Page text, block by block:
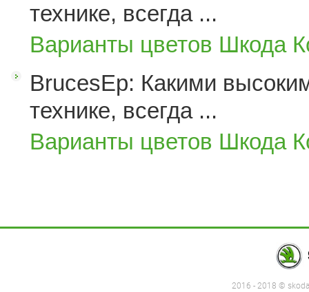
технике, всегда ...
Варианты цветов Шкода
BrucesEp: Какими
технике, всегда ...
Варианты цветов Шкода
2016 - 2018 ©